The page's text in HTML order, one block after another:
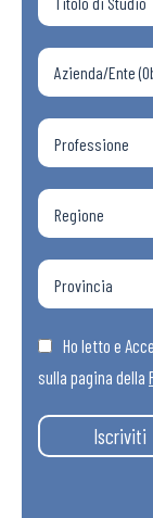
Ho letto e
sulla pagina della
Iscriviti